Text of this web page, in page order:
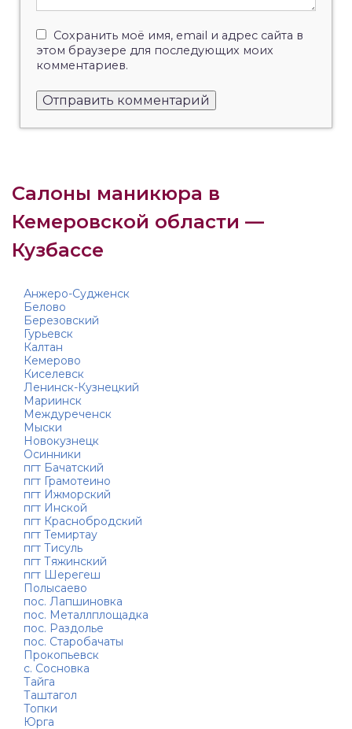
Сохранить моё имя, email и адрес сайта в
этом браузере для последующих моих
комментариев.
Салоны маникюра в
Кемеровской области —
Кузбассе
Анжеро-Судженск
Белово
Березовский
Гурьевск
Калтан
Кемерово
Киселевск
Ленинск-Кузнецкий
Мариинск
Междуреченск
Мыски
Новокузнецк
Осинники
пгт Бачатский
пгт Грамотеино
пгт Ижморский
пгт Инской
пгт Краснобродский
пгт Темиртау
пгт Тисуль
пгт Тяжинский
пгт Шерегеш
Полысаево
пос. Лапшиновка
пос. Металлплощадка
пос. Раздолье
пос. Старобачаты
Прокопьевск
с. Сосновка
Тайга
Таштагол
Топки
Юрга